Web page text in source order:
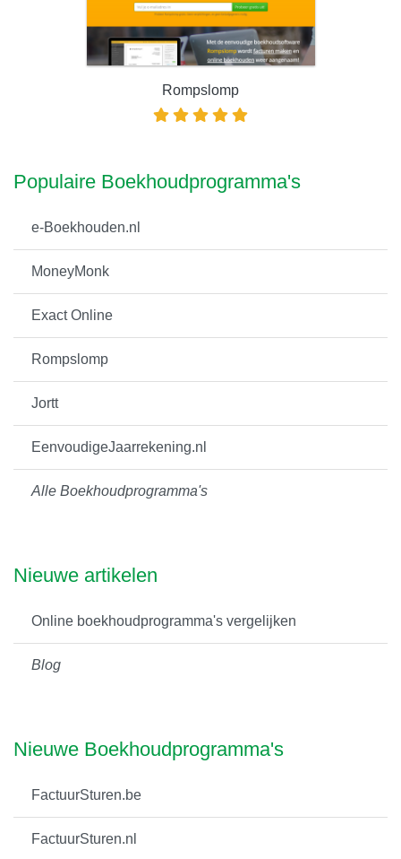
Rompslomp
Populaire Boekhoudprogramma's
e-Boekhouden.nl
MoneyMonk
Exact Online
Rompslomp
Jortt
EenvoudigeJaarrekening.nl
Alle Boekhoudprogramma's
Nieuwe artikelen
Online boekhoudprogramma's vergelijken
Blog
Nieuwe Boekhoudprogramma's
FactuurSturen.be
FactuurSturen.nl